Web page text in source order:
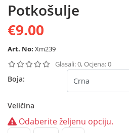
Potkošulje
€9.00
Art. No: Xm239
Glasali: 0, Ocjena: 0
Boja:
Veličina
Odaberite željenu opciju.